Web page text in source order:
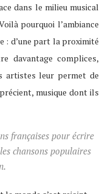
dans le milieu musical
pourquoi l’ambiance
: d’une part la proximité
davantage complices,
artistes leur permet de
musique dont ils
françaises pour écrire
chansons populaires